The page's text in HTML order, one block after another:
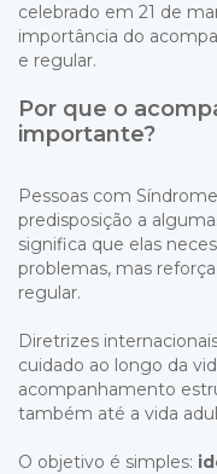
celebrado em 21 de
importância do
e regular.
Por que o
importante?
Pessoas com
predisposição a
significa que elas
problemas, mas
regular.
Diretrizes
cuidado ao longo da
acompanhamento
também até a vida
O objetivo é simples: